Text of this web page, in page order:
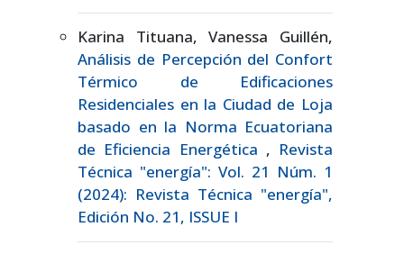
Karina Tituana, Vanessa Guillén,
Análisis de Percepción del Confort
Térmico de Edificaciones
Residenciales en la Ciudad de Loja
basado en la Norma Ecuatoriana
de Eficiencia Energética , Revista
Técnica "energía": Vol. 21 Núm. 1
(2024): Revista Técnica "energía",
Edición No. 21, ISSUE I